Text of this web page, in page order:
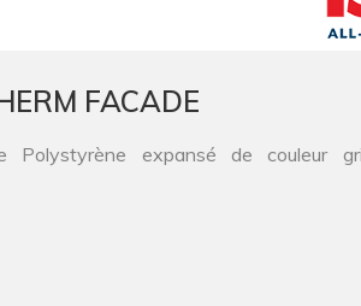
FACADE
Polystyrène expansé de couleur